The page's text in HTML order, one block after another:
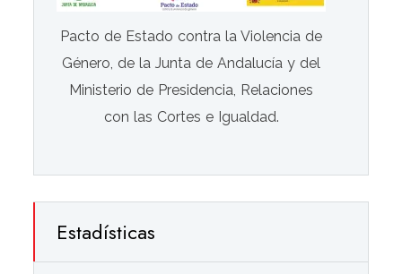
Pacto de Estado contra la Violencia de
Género, de la Junta de Andalucía y del
Ministerio de Presidencia, Relaciones
con las Cortes e Igualdad.
Estadísticas